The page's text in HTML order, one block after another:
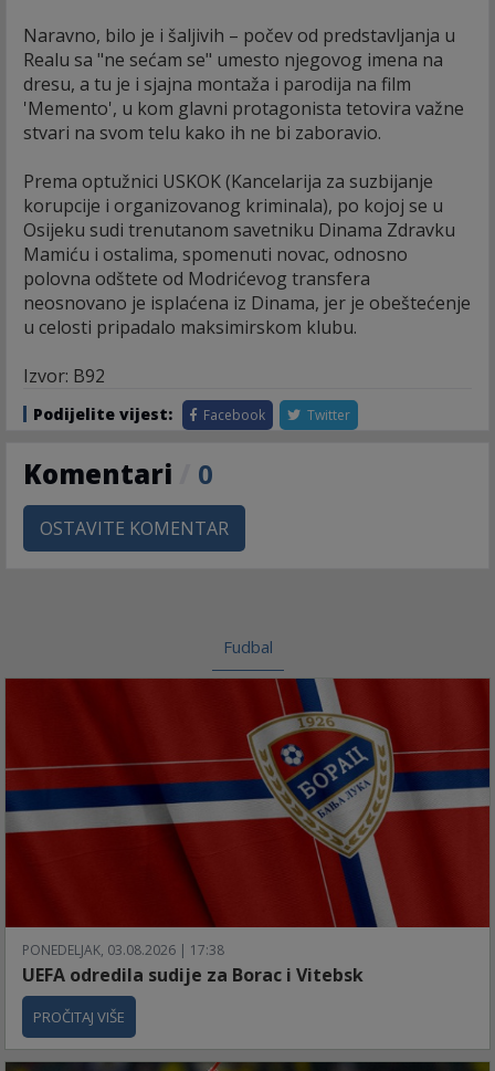
Naravno, bilo je i šaljivih – počev od predstavljanja u
Realu sa "ne sećam se" umesto njegovog imena na
dresu, a tu je i sjajna montaža i parodija na film
'Memento', u kom glavni protagonista tetovira važne
stvari na svom telu kako ih ne bi zaboravio.
Prema optužnici USKOK (Kancelarija za suzbijanje
korupcije i organizovanog kriminala), po kojoj se u
Osijeku sudi trenutanom savetniku Dinama Zdravku
Mamiću i ostalima, spomenuti novac, odnosno
polovna odštete od Modrićevog transfera
neosnovano je isplaćena iz Dinama, jer je obeštećenje
u celosti pripadalo maksimirskom klubu.
Izvor: B92
Podijelite vijest: Facebook Twitter
Komentari 0
OSTAVITE KOMENTAR
Fudbal
PONEDELJAK, 03.08.2026 | 17:38
UEFA odredila sudije za Borac i Vitebsk
PROČITAJ VIŠE